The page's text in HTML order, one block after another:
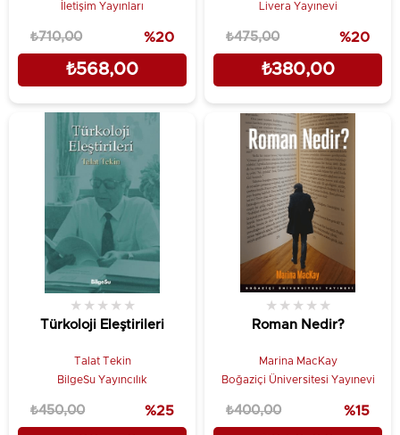
İletişim Yayınları
₺568,00
₺710,00 %20
Livera Yayınevi
₺380,00
₺475,00 %20
Türkoloji Eleştirileri
★ ★ ★ ★ ★
Talat Tekin
BilgeSu Yayıncılık
₺450,00 %25
Roman Nedir?
★ ★ ★ ★ ★
Marina MacKay
Boğaziçi Üniversitesi Yayınevi
₺400,00 %15